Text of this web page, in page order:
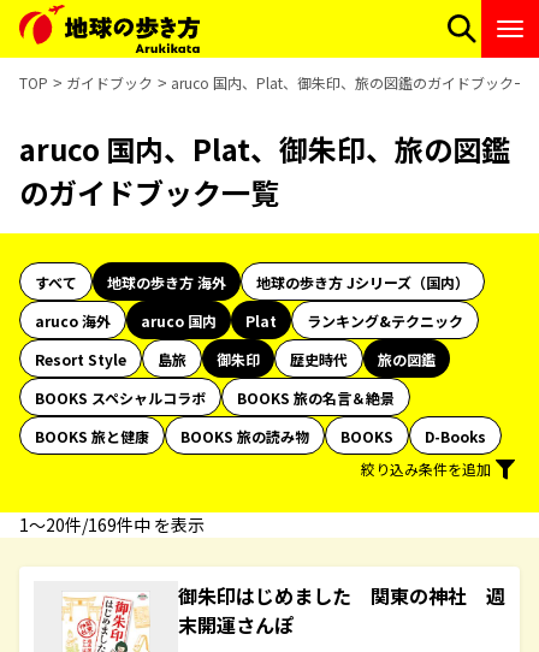
TOP ガイドブック aruco 国内、Plat、御朱印、旅の図鑑のガイドブック一
aruco 国内、Plat、御朱印、旅の図鑑
のガイドブック一覧
すべて 地球の歩き方 海外
地球の歩き方 Jシリーズ（国内）
aruco 海外
aruco 国内 Plat
ランキング&テクニック
Resort Style
島旅 御朱印 歴史時代
旅の図鑑
BOOKS スペシャルコラボ
BOOKS 旅の名言＆絶景
BOOKS 旅と健康
BOOKS 旅の読み物 BOOKS
D-Books
絞り込み条件を追加
1〜20件/169件中 を表示
御朱印はじめました 関東の神社 週
末開運さんぽ